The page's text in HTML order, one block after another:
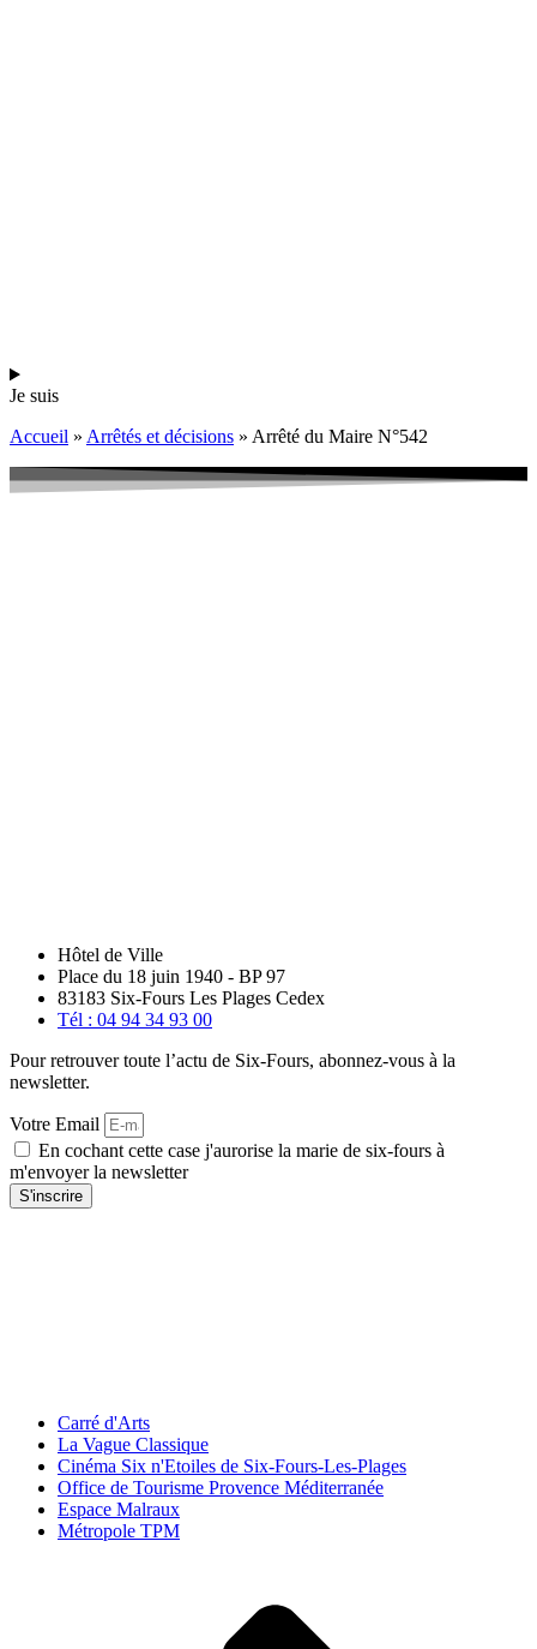
Je suis
Accueil » Arrêtés et décisions » Arrêté du Maire N°542
Hôtel de Ville
Place du 18 juin 1940 - BP 97
83183 Six-Fours Les Plages Cedex
Tél : 04 94 34 93 00
Pour retrouver toute l’actu de Six-Fours, abonnez-vous à la
newsletter.
Votre Email
En cochant cette case j'aurorise la marie de six-fours à
m'envoyer la newsletter
S'inscrire
Carré d'Arts
La Vague Classique
Cinéma Six n'Etoiles de Six-Fours-Les-Plages
Office de Tourisme Provence Méditerranée
Espace Malraux
Métropole TPM